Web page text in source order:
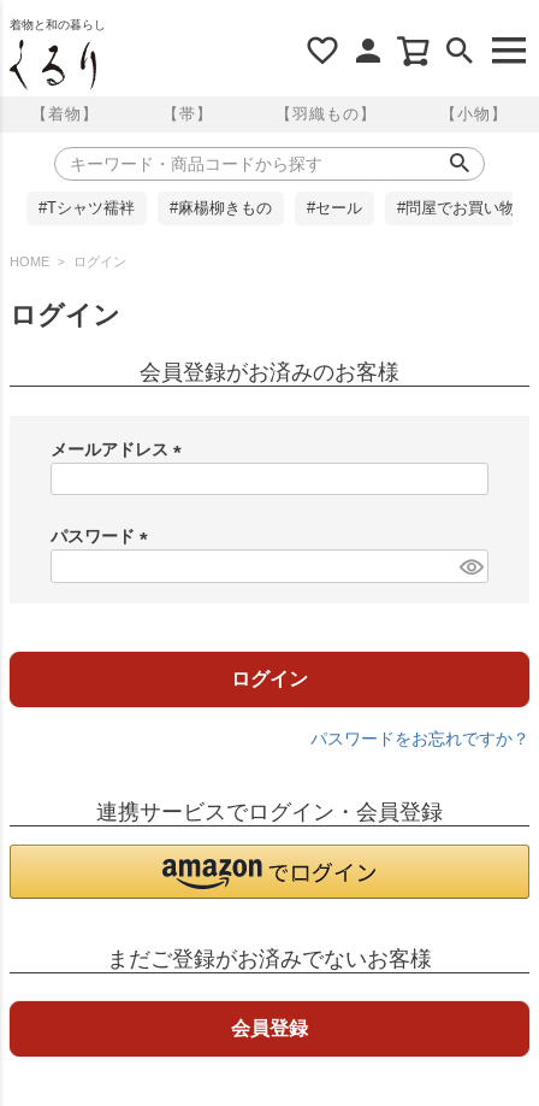
着物と和の暮らし
【着物】 【帯】 【羽織もの】 【小物】
#Tシャツ襦袢 #麻楊柳きもの #セール #問屋でお買い物
HOME ログイン
ログイン
会員登録がお済みのお客様
メールアドレス
)
パスワード
ログイン
パスワードをお忘れですか？
連携サービスでログイン・会員登録
まだご登録がお済みでないお客様
会員登録